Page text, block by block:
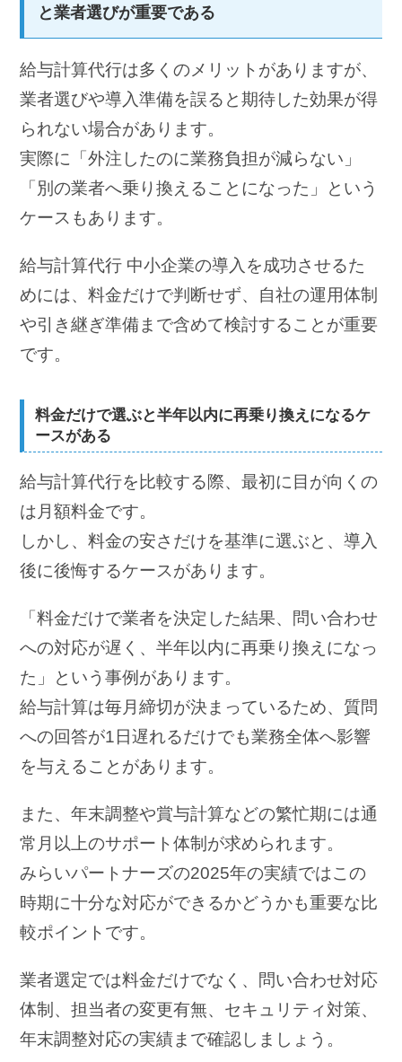
と業者選びが重要である
給与計算代行は多くのメリットがありますが、
業者選びや導入準備を誤ると期待した効果が得
られない場合があります。
実際に「外注したのに業務負担が減らない」
「別の業者へ乗り換えることになった」という
ケースもあります。
給与計算代行 中小企業の導入を成功させるた
めには、料金だけで判断せず、自社の運用体制
や引き継ぎ準備まで含めて検討することが重要
です。
料金だけで選ぶと半年以内に再乗り換えになるケ
ースがある
給与計算代行を比較する際、最初に目が向くの
は月額料金です。
しかし、料金の安さだけを基準に選ぶと、導入
後に後悔するケースがあります。
「料金だけで業者を決定した結果、問い合わせ
への対応が遅く、半年以内に再乗り換えになっ
た」という事例があります。
給与計算は毎月締切が決まっているため、質問
への回答が1日遅れるだけでも業務全体へ影響
を与えることがあります。
また、年末調整や賞与計算などの繁忙期には通
常月以上のサポート体制が求められます。
みらいパートナーズの2025年の実績ではこの
時期に十分な対応ができるかどうかも重要な比
較ポイントです。
業者選定では料金だけでなく、問い合わせ対応
体制、担当者の変更有無、セキュリティ対策、
年末調整対応の実績まで確認しましょう。